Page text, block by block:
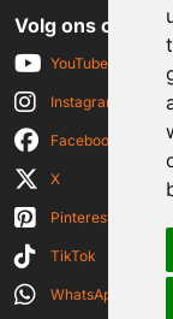
Volg ons op
YouTube
Instagram
Facebook
X
Pinterest
TikTok
WhatsApp